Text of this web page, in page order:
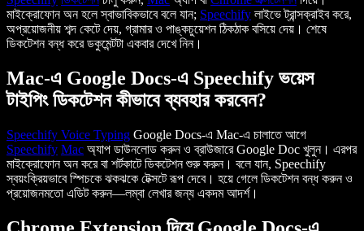
মাইক্রোফোন অন হলে স্বাভাবিকভাবে বলে যান; Speechify লাইভে ট্রান্সক্রাইব করে,
অপ্রয়োজনীয় শব্দ কেটে দেয়, গ্রামার ও পাঙ্কচুয়েশন ঠিকঠাক বসিয়ে দেয়। শেষে
ডিকটেশন বন্ধ করে ডকুমেন্টটা একবার দেখে নিন।
Mac-এ Google Docs-এ Speechify ভয়েস
টাইপিং ডিকটেশন কীভাবে ব্যবহার করবেন?
Speechify Voice Typing Google Docs-এ Mac-এ চালাতে আগে
Speechify Mac অ্যাপ ডাউনলোড করুন ও ব্রাউজারে Google Doc খুলুন। এরপর
মাইক্রোফোন অন করে বা শর্টকাটে ডিকটেশন শুরু করুন। বলে যান, Speechify
স্বয়ংক্রিয়ভাবে স্পিচকে ঝকঝকে টেক্সটে রূপ দেবে। হয়ে গেলে ডিকটেশন বন্ধ করুন ও
প্রয়োজনমতো এডিট করুন—লম্বা লেখার জন্য একদম আদর্শ।